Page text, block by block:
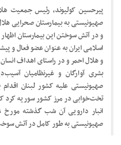
پیرحسین کولیوند، رئیس جمعیت
صهیونیستی به بیمارستان صحرایی
و در آتش سوختن این بیمارستان
اسلامی ایران به عنوان عضو فعال و
و هلال احمر و در راستای اهداف
بشری آوارگان و غیرنظامیان
تخت‌خوابی در مرز کشور سوریه کرد که
صهیونیستی به طور کامل در آتش